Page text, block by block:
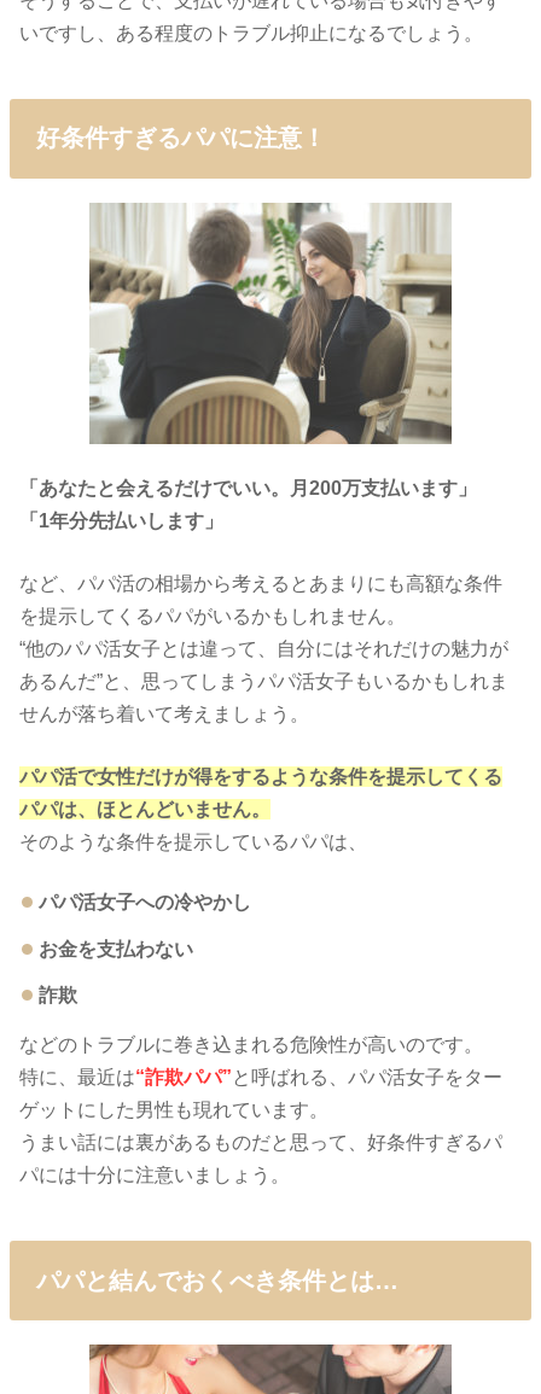
いですし、ある程度のトラブル抑止になるでしょう。
好条件すぎるパパに注意！
「あなたと会えるだけでいい。月200万支払います」
「1年分先払いします」
など、パパ活の相場から考えるとあまりにも高額な条件
を提示してくるパパがいるかもしれません。
“他のパパ活女子とは違って、自分にはそれだけの魅力が
あるんだ”と、思ってしまうパパ活女子もいるかもしれま
せんが落ち着いて考えましょう。
パパ活で女性だけが得をするような条件を提示してくる
パパは、ほとんどいません。
そのような条件を提示しているパパは、
パパ活女子への冷やかし
お金を支払わない
詐欺
などのトラブルに巻き込まれる危険性が高いのです。
特に、最近は“詐欺パパ” と呼ばれる、パパ活女子をター
ゲットにした男性も現れています。
うまい話には裏があるものだと思って、好条件すぎるパ
パには十分に注意いましょう。
パパと結んでおくべき条件とは…